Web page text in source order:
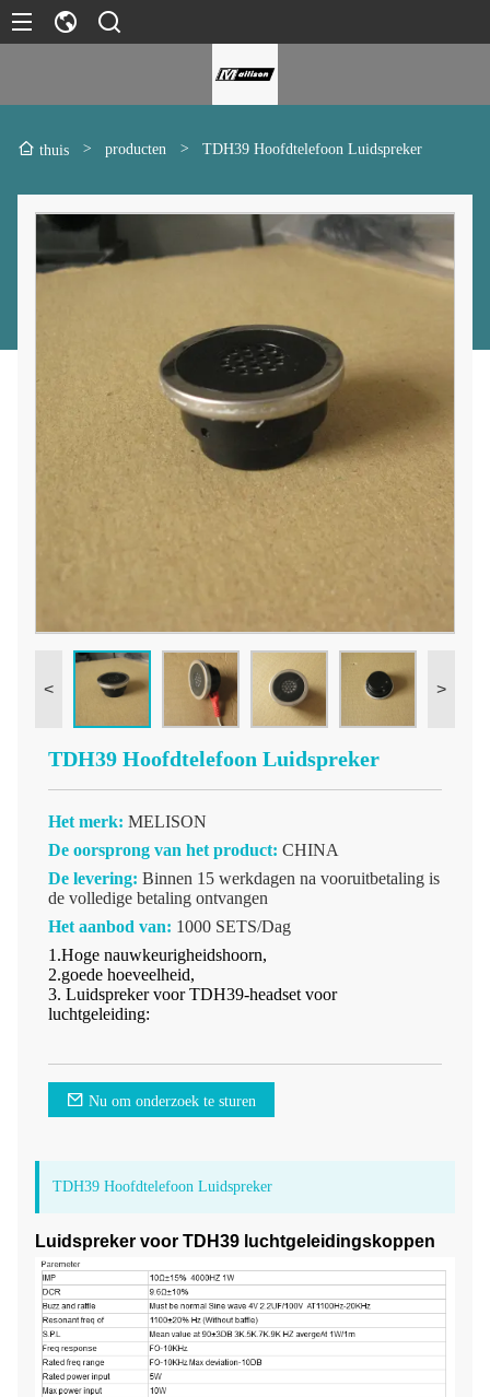
thuis > producten > TDH39 Hoofdtelefoon Luidspreker
< >
TDH39 Hoofdtelefoon Luidspreker
Het merk: MELISON
De oorsprong van het product: CHINA
De levering: Binnen 15 werkdagen na vooruitbetaling is
de volledige betaling ontvangen
Het aanbod van: 1000 SETS/Dag
1.Hoge nauwkeurigheidshoorn,
2.goede hoeveelheid,
3. Luidspreker voor TDH39-headset voor
luchtgeleiding:
Nu om onderzoek te sturen
TDH39 Hoofdtelefoon Luidspreker
Luidspreker voor TDH39 luchtgeleidingskoppen